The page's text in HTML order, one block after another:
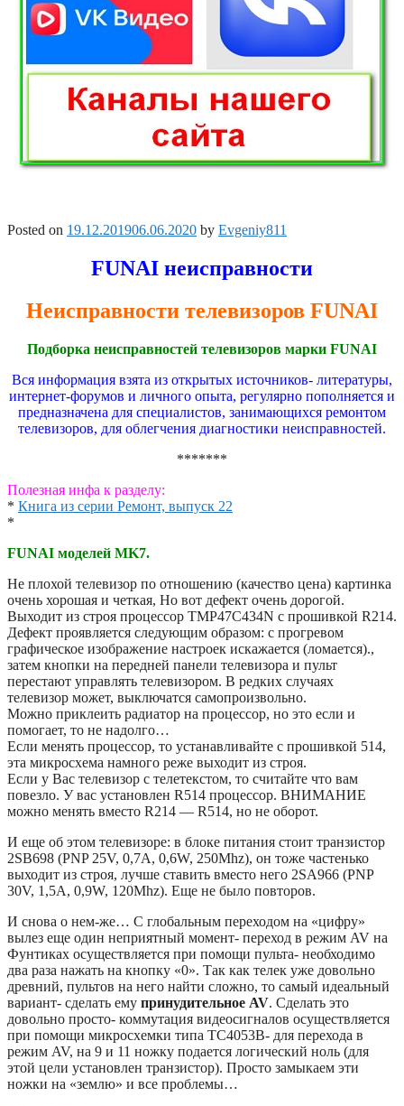
Posted on 19.12.201906.06.2020 by Evgeniy811
FUNAI неисправности
Неисправности телевизоров FUNAI
Подборка неисправностей телевизоров марки FUNAI
Вся информация взята из открытых источников- литературы,
интернет-форумов и личного опыта, регулярно пополняется и
предназначена для специалистов, занимающихся ремонтом
телевизоров, для облегчения диагностики неисправностей.
*******
Полезная инфа к разделу:
* Книга из серии Ремонт, выпуск 22
*
FUNAI моделей MK7.
Не плохой телевизор по отношению (качество цена) картинка
очень хорошая и четкая, Но вот дефект очень дорогой.
Выходит из строя процессор TMP47C434N с прошивкой R214.
Дефект проявляется следующим образом: с прогревом
графическое изображение настроек искажается (ломается).,
затем кнопки на передней панели телевизора и пульт
перестают управлять телевизором. В редких случаях
телевизор может, выключатся самопроизвольно.
Можно приклеить радиатор на процессор, но это если и
помогает, то не надолго…
Если менять процессор, то устанавливайте с прошивкой 514,
эта микросхема намного реже выходит из строя.
Если у Вас телевизор с телетекстом, то считайте что вам
повезло. У вас установлен R514 процессор. ВНИМАНИЕ
можно менять вместо R214 — R514, но не оборот.
И еще об этом телевизоре: в блоке питания стоит транзистор
2SВ698 (PNP 25V, 0,7A, 0,6W, 250Mhz), он тоже частенько
выходит из строя, лучше ставить вместо него 2SА966 (PNP
30V, 1,5A, 0,9W, 120Mhz). Еще не было повторов.
И снова о нем-же… С глобальным переходом на «цифру»
вылез еще один неприятный момент- переход в режим AV на
Фунтиках осуществляется при помощи пульта- необходимо
два раза нажать на кнопку «0». Так как телек уже довольно
древний, пультов на него найти сложно, то самый идеальный
вариант- сделать ему принудительное AV. Сделать это
довольно просто- коммутация видеосигналов осуществляется
при помощи микросхемки типа TC4053B- для перехода в
режим AV, на 9 и 11 ножку подается логический ноль (для
этой цели установлен транзистор). Просто замыкаем эти
ножки на «землю» и все проблемы…